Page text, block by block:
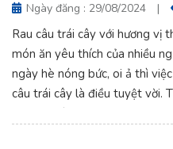
Ngày đăng : 29/08/2024 |
Rau câu trái cây với hương vị
món ăn yêu thích của nhiều
ngày hè nóng bức, oi ả thì
câu trái cây là điều tuyệt vời.